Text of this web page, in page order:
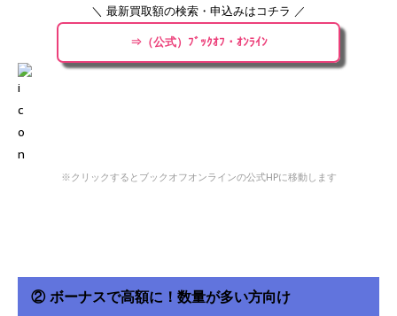
＼ 最新買取額の検索・申込みはコチラ ／
⇒（公式）ﾌﾞｯｸｵﾌ・ｵﾝﾗｲﾝ
※クリックするとブックオフオンラインの公式HPに移動します
② ボーナスで高額に！数量が多い方向け